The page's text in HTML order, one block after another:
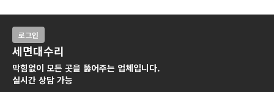
로그인
세면대수리
막힘없이 모든 곳을 뚫어주는 업체입니다.
실시간 상담 가능